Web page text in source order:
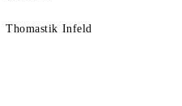
Thomastik Infeld